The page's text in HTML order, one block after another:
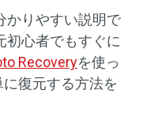
かりやすい説明で
初心者でもすぐに
Recoveryを使っ
復元する方法を